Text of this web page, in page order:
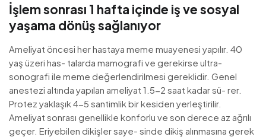
İşlem sonrası 1 hafta içinde iş ve sosyal
yaşama dönüş sağlanıyor
Ameliyat öncesi her hastaya meme muayenesi yapılır. 40
yaş üzeri has- talarda mamografi ve gerekirse ultra-
sonografi ile meme değerlendirilmesi gereklidir. Genel
anestezi altında yapılan ameliyat 1.5-2 saat kadar sü- rer.
Protez yaklaşık 4-5 santimlik bir kesiden yerleştirilir.
Ameliyat sonrası genellikle konforlu ve son derece az ağrılı
geçer. Eriyebilen dikişler saye- sinde dikiş alınmasına gerek